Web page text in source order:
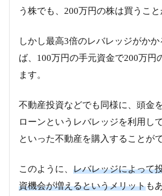
う株でも、200万円の株は買うこと
しかし最高3倍のレバレッジがか
ば、100万円の手元資金で200万円
ます。
不動産投資などでも同様に、頭金
ローンというレバレッジを利用し
といった不動産を購入することが
このように、 レバレッジによって
資機会が増えるというメリットも